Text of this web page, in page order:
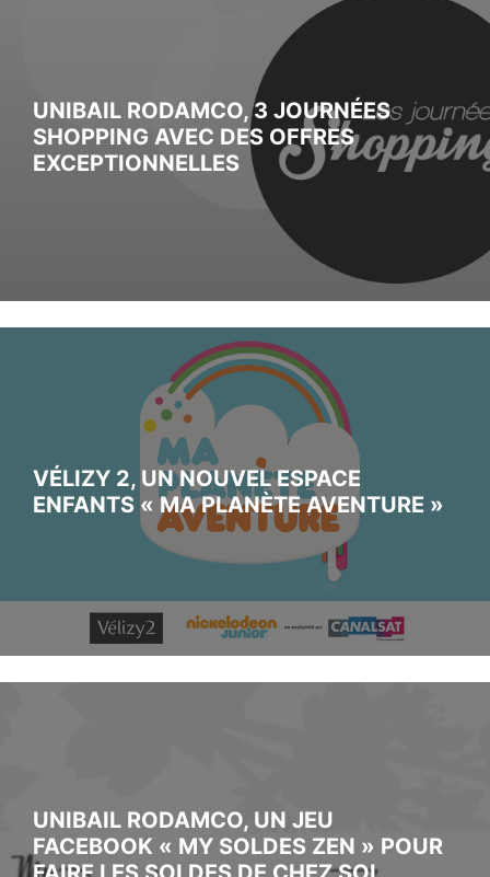
UNIBAIL RODAMCO, 3 JOURNÉES
SHOPPING AVEC DES OFFRES
EXCEPTIONNELLES
VÉLIZY 2, UN NOUVEL ESPACE
ENFANTS « MA PLANÈTE AVENTURE »
UNIBAIL RODAMCO, UN JEU
FACEBOOK « MY SOLDES ZEN » POUR